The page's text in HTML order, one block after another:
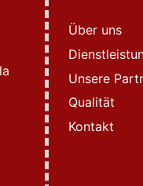
Über uns
Unsere
Qualität
Kontakt